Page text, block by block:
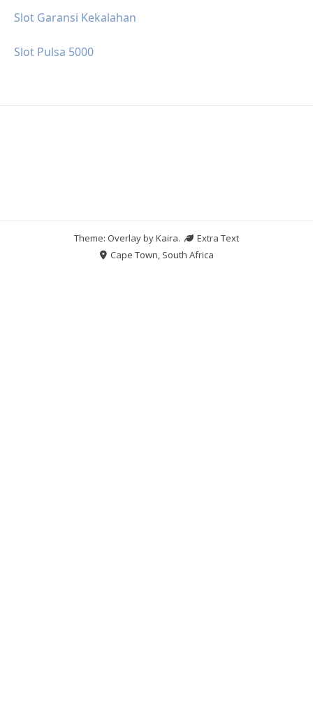
Slot Garansi Kekalahan
Slot Pulsa 5000
Theme: Overlay byKaira.
Extra Text
Cape Town, South Africa